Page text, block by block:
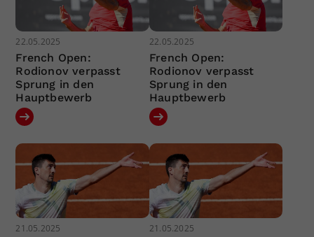
22.05.2025
French Open:
Rodionov verpasst
Sprung in den
Hauptbewerb
22.05.2025
French Open:
Rodionov verpasst
Sprung in den
Hauptbewerb
21.05.2025 21.05.2025